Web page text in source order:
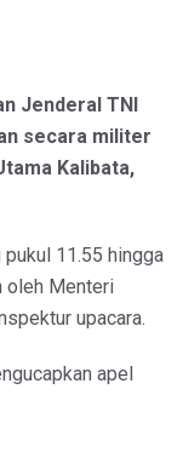
Jenderal TNI
secara militer
Kalibata,
11.55 hingga
oleh Menteri
upacara.
apel